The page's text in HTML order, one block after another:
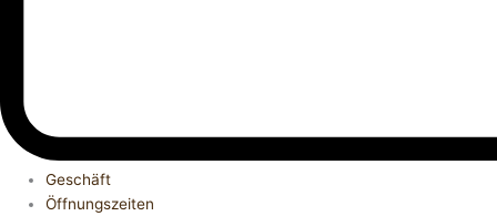
Geschäft
Öffnungszeiten